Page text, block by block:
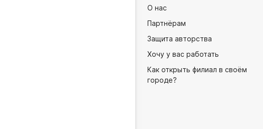
О нас
Партнёрам
Защита авторства
Хочу у вас работать
Как открыть филиал в своём
городе?